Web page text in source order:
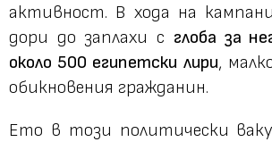
активност. В хода на
дори до заплахи с глоба за
около 500 египетски лири,
обикновения гражданин.
Ето в този политически